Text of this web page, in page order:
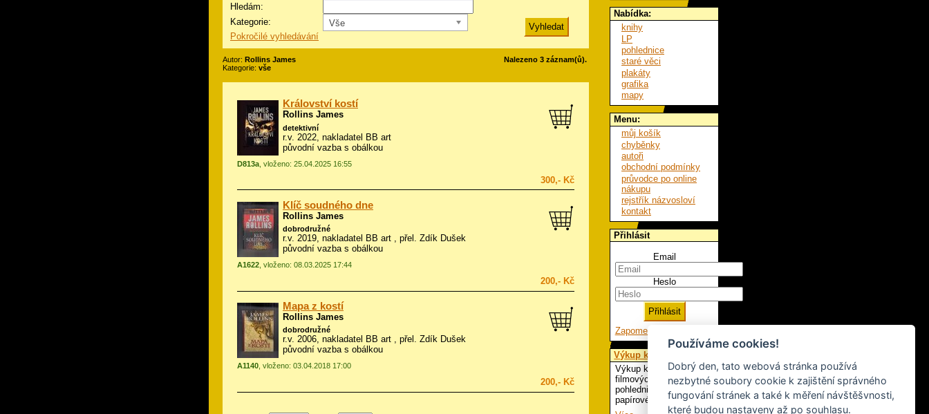
Hledám:
Kategorie:
Vše
Pokročilé vyhledávání
Autor: Rollins James
Kategorie: vše
Nalezeno 3 záznam(ů).
Království kostí
Rollins James
detektivní
r.v. 2022, nakladatel BB art
původní vazba s obálkou
D813a , vloženo: 25.04.2025 16:55
300,- Kč
Klíč soudného dne
Rollins James
dobrodružné
r.v. 2019, nakladatel BB art , přel. Zdík Dušek
původní vazba s obálkou
A1622 , vloženo: 08.03.2025 17:44
200,- Kč
Mapa z kostí
Rollins James
dobrodružné
r.v. 2006, nakladatel BB art , přel. Zdík Dušek
původní vazba s obálkou
A1140 , vloženo: 03.04.2018 17:00
200,- Kč
Nabídka:
knihy
LP
pohlednice
staré věci
plakáty
grafika
mapy
Menu:
můj košík
chyběnky
autoři
obchodní podmínky
průvodce po online
nákupu
rejstřík názvosloví
kontakt
Přihlásit
Email
Heslo
Zapomenuté heslo
Výkup knih
Výkup knih, LP,
filmových plakátů,
pohlednic a ostatního
papírového artiklu.
Používáme cookies!
Dobrý den, tato webová stránka používá
nezbytné soubory cookie k zajištění správného
fungování stránek a také k měření návštěšvnosti,
které budou nastaveny až po souhlasu.